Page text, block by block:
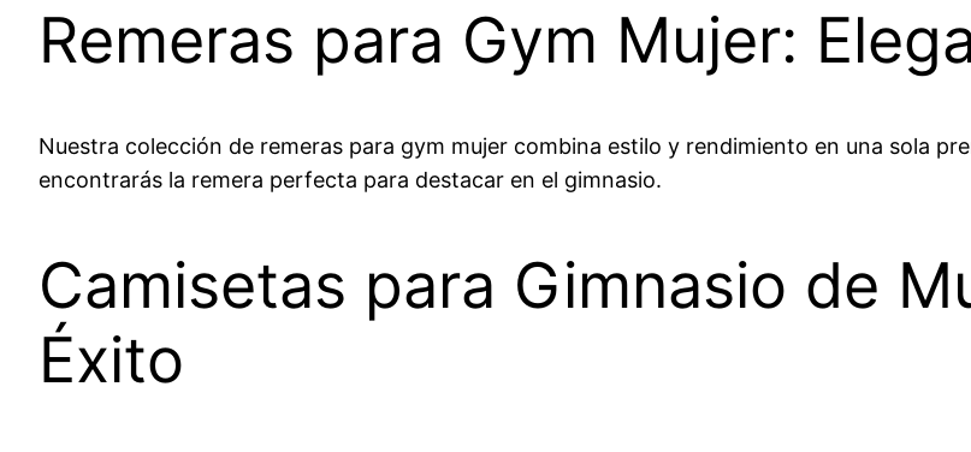
Remeras para Gym Mujer:
Nuestra colección de remeras para gym mujer combina estilo y rendimiento en una sola
encontrarás la remera perfecta para destacar en el gimnasio.
Camisetas para Gimnasio de
Éxito